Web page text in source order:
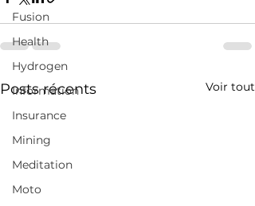
Fusion
Health
Hydrogen
Information
Insurance
Mining
Meditation
Moto
Posts récents Voir tout